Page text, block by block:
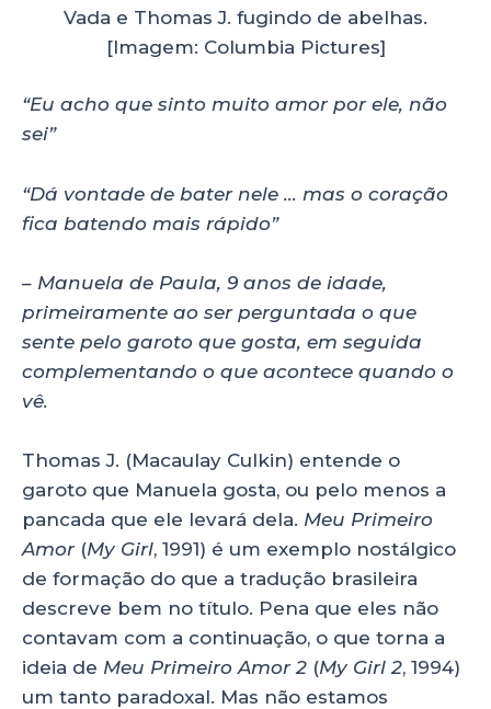
Vada e Thomas J. fugindo de abelhas.
[Imagem: Columbia Pictures]
“Eu acho que sinto muito amor por ele, não
sei”
“Dá vontade de bater nele … mas o coração
fica batendo mais rápido”
– Manuela de Paula, 9 anos de idade,
primeiramente ao ser perguntada o que
sente pelo garoto que gosta, em seguida
complementando o que acontece quando o
vê.
Thomas J. (Macaulay Culkin) entende o
garoto que Manuela gosta, ou pelo menos a
pancada que ele levará dela. Meu Primeiro
Amor(My Girl, 1991) é um exemplo nostálgico
de formação do que a tradução brasileira
descreve bem no título. Pena que eles não
contavam com a continuação, o que torna a
ideia de Meu Primeiro Amor 2 (My Girl 2, 1994)
um tanto paradoxal. Mas não estamos